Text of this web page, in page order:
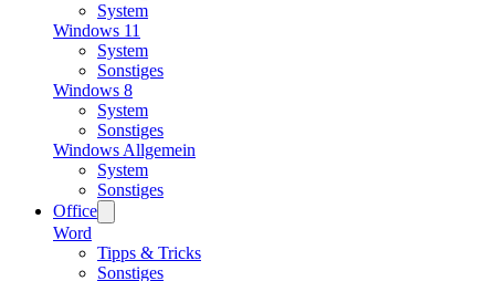
System
Windows 11
System
Sonstiges
Windows 8
System
Sonstiges
Windows Allgemein
System
Sonstiges
Office
Word
Tipps & Tricks
Sonstiges